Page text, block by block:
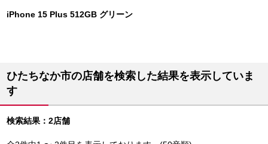
iPhone 15 Plus 512GB グリーン
ひたちなか市の店舗を検索した結果を表示していま
す
検索結果：2店舗